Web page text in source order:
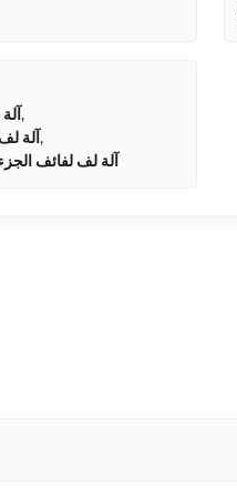
,
آلة ,
آلة لف لفائف الجزء